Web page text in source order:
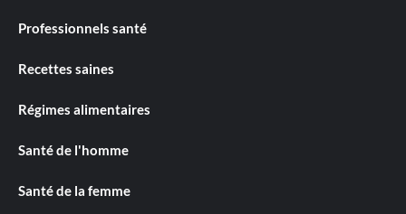
Professionnels santé
Recettes saines
Régimes alimentaires
Santé de l'homme
Santé de la femme